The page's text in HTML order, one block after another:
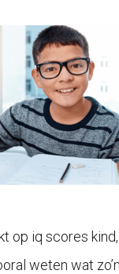
op iq scores
weten wat